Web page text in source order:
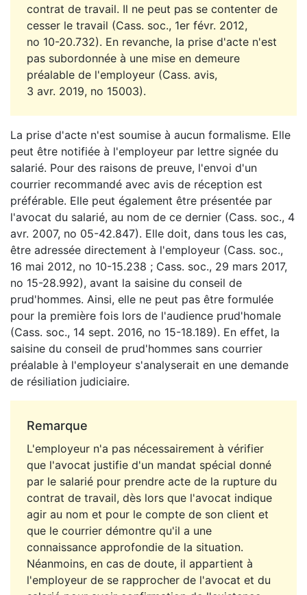
contrat de travail. Il ne peut pas se contenter de
cesser le travail (Cass. soc., 1er févr. 2012,
no 10-20.732). En revanche, la prise d'acte n'est
pas subordonnée à une mise en demeure
préalable de l'employeur (Cass. avis,
3 avr. 2019, no 15003).
La prise d'acte n'est soumise à aucun formalisme. Elle
peut être notifiée à l'employeur par lettre signée du
salarié. Pour des raisons de preuve, l'envoi d'un
courrier recommandé avec avis de réception est
préférable. Elle peut également être présentée par
l'avocat du salarié, au nom de ce dernier (Cass. soc., 4
avr. 2007, no 05-42.847). Elle doit, dans tous les cas,
être adressée directement à l'employeur (Cass. soc.,
16 mai 2012, no 10-15.238 ; Cass. soc., 29 mars 2017,
no 15-28.992), avant la saisine du conseil de
prud'hommes. Ainsi, elle ne peut pas être formulée
pour la première fois lors de l'audience prud'homale
(Cass. soc., 14 sept. 2016, no 15-18.189). En effet, la
saisine du conseil de prud'hommes sans courrier
préalable à l'employeur s'analyserait en une demande
de résiliation judiciaire.
Remarque
L'employeur n'a pas nécessairement à vérifier
que l'avocat justifie d'un mandat spécial donné
par le salarié pour prendre acte de la rupture du
contrat de travail, dès lors que l'avocat indique
agir au nom et pour le compte de son client et
que le courrier démontre qu'il a une
connaissance approfondie de la situation.
Néanmoins, en cas de doute, il appartient à
l'employeur de se rapprocher de l'avocat et du